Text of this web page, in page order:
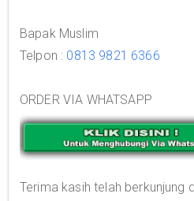
Bapak Muslim
Telpon : 0813 9821 6366
ORDER VIA WHATSAPP
Terima kasih telah berkunjung